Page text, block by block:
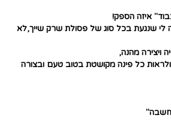
איזה הספק!
לי שנגעת בכל סוג של פסולת שרק שייך,לא
ויצירה מהנה,
כל פינה מקושטת בטוב טעם ובצורה